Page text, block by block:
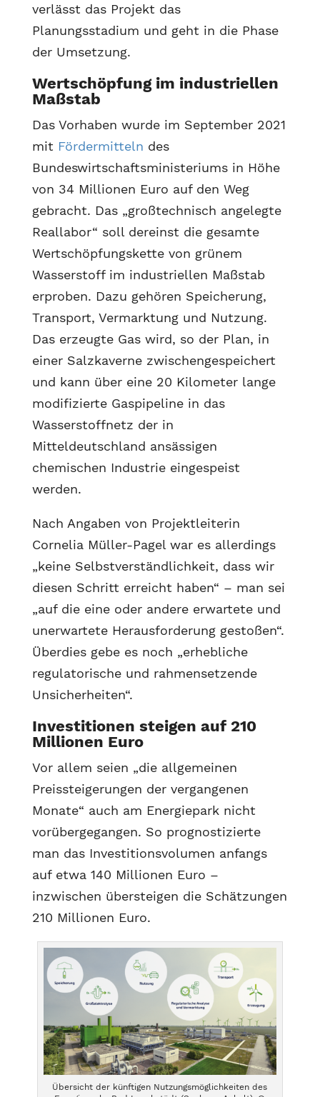
verlässt das Projekt das
Planungsstadium und geht in die Phase
der Umsetzung.
Wertschöpfung im industriellen
Maßstab
Das Vorhaben wurde im September 2021
mit Fördermitteln des
Bundeswirtschaftsministeriums in Höhe
von 34 Millionen Euro auf den Weg
gebracht. Das „großtechnisch angelegte
Reallabor“ soll dereinst die gesamte
Wertschöpfungskette von grünem
Wasserstoff im industriellen Maßstab
erproben. Dazu gehören Speicherung,
Transport, Vermarktung und Nutzung.
Das erzeugte Gas wird, so der Plan, in
einer Salzkaverne zwischengespeichert
und kann über eine 20 Kilometer lange
modifizierte Gaspipeline in das
Wasserstoffnetz der in
Mitteldeutschland ansässigen
chemischen Industrie eingespeist
werden.
Nach Angaben von Projektleiterin
Cornelia Müller-Pagel war es allerdings
„keine Selbstverständlichkeit, dass wir
diesen Schritt erreicht haben“ – man sei
„auf die eine oder andere erwartete und
unerwartete Herausforderung gestoßen“.
Überdies gebe es noch „erhebliche
regulatorische und rahmensetzende
Unsicherheiten“.
Investitionen steigen auf 210
Millionen Euro
Vor allem seien „die allgemeinen
Preissteigerungen der vergangenen
Monate“ auch am Energiepark nicht
vorübergegangen. So prognostizierte
man das Investitionsvolumen anfangs
auf etwa 140 Millionen Euro –
inzwischen übersteigen die Schätzungen
210 Millionen Euro.
Übersicht der künftigen Nutzungsmöglichkeiten des